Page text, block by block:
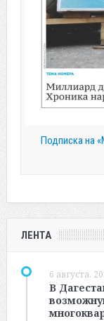
Подписка на
ЛЕНТА
6 августа,
В